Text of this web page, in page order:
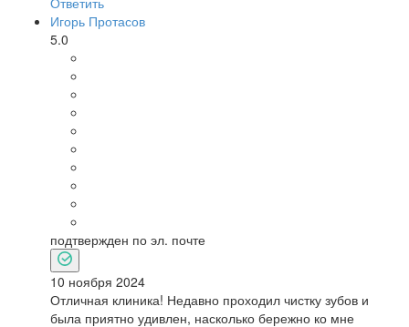
Игорь Протасов
5.0
подтвержден по эл. почте
10 ноября 2024
Отличная клиника! Недавно проходил чистку зубов и
была приятно удивлен, насколько бережно ко мне